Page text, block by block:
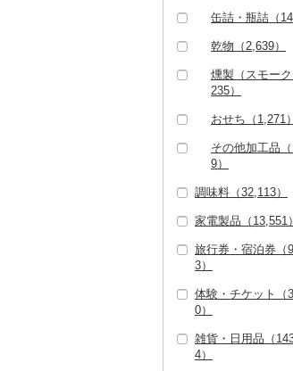
ほっけ（308）
その他鮮魚（
大福（889）
その他和菓子（
3）
納豆（623）
梅干（6,410）
キムチ（1,171）
その他漬物（
缶詰・瓶詰（
肉（538）
魚（2,649）
その他缶詰・瓶
乾物（2,639）
燻製（スモー
235）
おせち（1,271）
その他加工品
9）
調味料（32,113）
砂糖（416）
塩（1,025）
酢（1,406）
だし（2,386）
家電製品（13,551）
季節・空調家電
キッチン家電
照明器具（
旅行券・宿泊券（
3）
旅行券（1,663
ポン（Eメール
体験・チケット（
0）
PayPay商品券
雑貨・日用品（
4）